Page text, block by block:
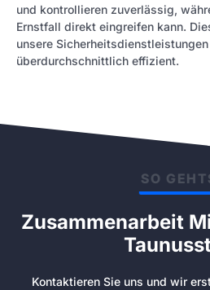
und kontrollieren zuverlässig,
Ernstfall direkt eingreifen kann.
unsere
überdurchschnittlich effizient.
SO
Zusammenarbeit
Kontaktieren Sie uns und wir